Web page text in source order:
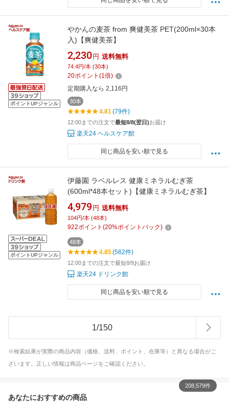
ポイントUPジャンル
やかんの麦茶 from 爽健美茶 PET(200ml×30本
入)【爽健美茶】
2,230 円 送料無料
74.4円/本 (30本)
20ポイント (1倍)
定期購入なら 2,116円
30本
4.81(79件)
12:00までの注文で最短8/8(翌日)お届け
楽天24 ヘルスケア館
同じ商品を安い順で見る
ポイントUPジャンル
伊藤園 ラベルレス 健康ミネラルむぎ茶
(600ml*48本セット)【健康ミネラルむぎ茶】
4,979 円 送料無料
104円/本 (48本)
922ポイント (20%ポイントバック)
48本
4.85(562件)
12:00までの注文で最短8/9お届け
楽天24 ドリンク館
同じ商品を安い順で見る
1/150
※検索結果が実際の商品内容（価格、送料、ポイント、在庫等）と異なる場合がご
ざいます。正しい情報は商品ページをご確認ください。
あなたにおすすめの商品
208,579件